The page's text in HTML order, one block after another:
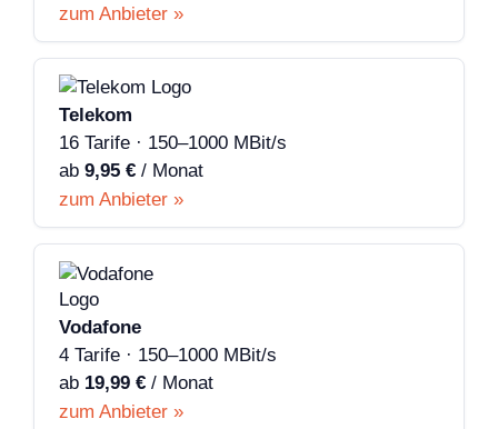
zum Anbieter »
Telekom
16 Tarife · 150–1000 MBit/s
ab 9,95 € / Monat
zum Anbieter »
Vodafone
4 Tarife · 150–1000 MBit/s
ab 19,99 € / Monat
zum Anbieter »